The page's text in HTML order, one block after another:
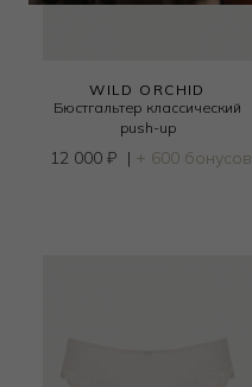
WILD ORCHID
Бюстгальтер классический
push-up
12 000 ₽ | + 600 бонусов